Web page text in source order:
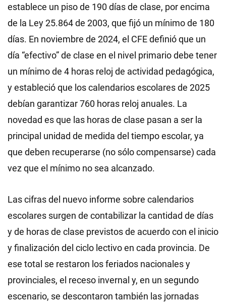
establece un piso de 190 días de clase, por encima
de la Ley 25.864 de 2003, que fijó un mínimo de 180
días. En noviembre de 2024, el CFE definió que un
día “efectivo” de clase en el nivel primario debe tener
un mínimo de 4 horas reloj de actividad pedagógica,
y estableció que los calendarios escolares de 2025
debían garantizar 760 horas reloj anuales. La
novedad es que las horas de clase pasan a ser la
principal unidad de medida del tiempo escolar, ya
que deben recuperarse (no sólo compensarse) cada
vez que el mínimo no sea alcanzado.
Las cifras del nuevo informe sobre calendarios
escolares surgen de contabilizar la cantidad de días
y de horas de clase previstos de acuerdo con el inicio
y finalización del ciclo lectivo en cada provincia. De
ese total se restaron los feriados nacionales y
provinciales, el receso invernal y, en un segundo
escenario, se descontaron también las jornadas